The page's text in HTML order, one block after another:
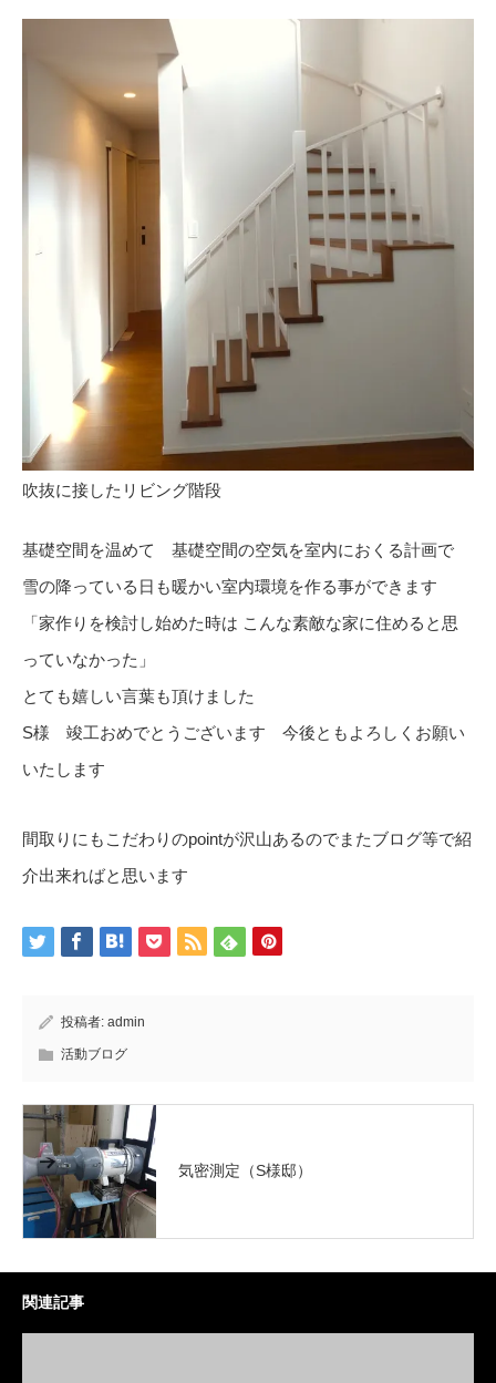
吹抜に接したリビング階段
基礎空間を温めて 基礎空間の空気を室内におくる計画で
雪の降っている日も暖かい室内環境を作る事ができます
「家作りを検討し始めた時は こんな素敵な家に住めると思
っていなかった」
とても嬉しい言葉も頂けました
S様 竣工おめでとうございます 今後ともよろしくお願い
いたします
間取りにもこだわりのpointが沢山あるのでまたブログ等で紹
介出来ればと思います
投稿者: admin
活動ブログ
気密測定（S様邸）
関連記事